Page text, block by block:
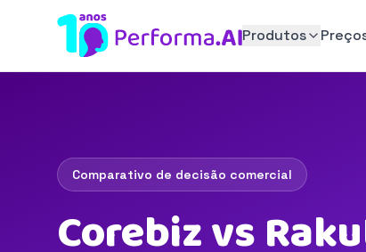
Produtos
Comparativo de decisão comercial
Corebiz vs